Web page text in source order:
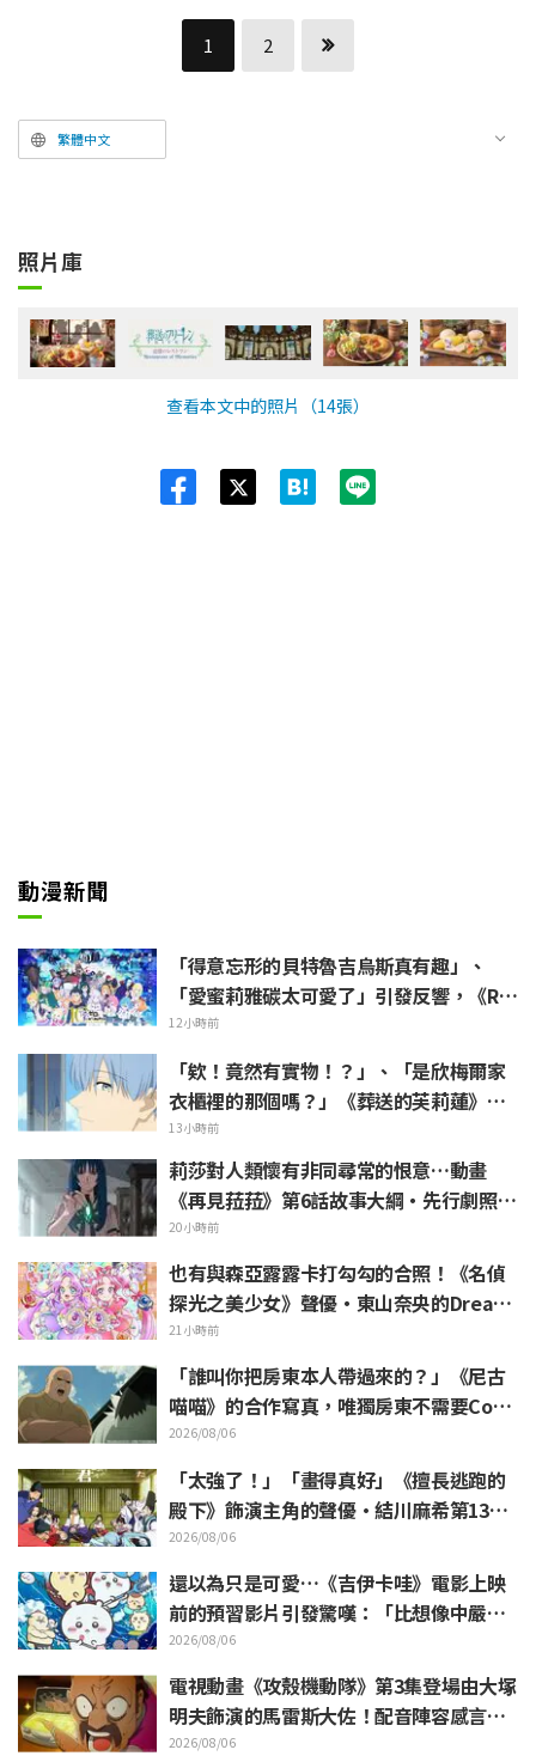
1 2
繁體中文
照片庫
查看本文中的照片（14張）
動漫新聞
「得意忘形的貝特魯吉烏斯真有趣」、
「愛蜜莉雅碳太可愛了」引發反響，《Re:
Zero》動畫10周年紀念活動視覺圖解禁
12小時前
「欸！竟然有實物！？」、「是欣梅爾家
衣櫃裡的那個嗎？」《葬送的芙莉蓮》第1
集登場的「暗黑龍的角」公開引發粉絲驚
愕
13小時前
莉莎對人類懷有非同尋常的恨意…動畫
《再見菈菈》第6話故事大綱・先行劇照公
開
20小時前
也有與森亞露露卡打勾勾的合照！《名偵
探光之美少女》聲優・東山奈央的Dream
Stage觀覧報告引發「是奥祕·暗影天使
啊」的反響
21小時前
「誰叫你把房東本人帶過來的？」《尼古
喵喵》的合作寫真，唯獨房東不需要Cosp
lay引發熱議
2026/08/06
「太強了！」「畫得真好」《擅長逃跑的
殿下》飾演主角的聲優·結川麻希第13集
ED插畫獲高度讚賞
2026/08/06
還以為只是可愛…《吉伊卡哇》電影上映
前的預習影片引發驚嘆：「比想像中嚴
苛」「講的簡直全都是勞動的事」反差感
驚呆網友
2026/08/06
電視動畫《攻殼機動隊》第3集登場由大塚
明夫飾演的馬雷斯大佐！配音陣容感言＆
結尾插畫公開
2026/08/06